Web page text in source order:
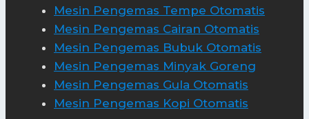
Mesin Pengemas Tempe Otomatis
Mesin Pengemas Cairan Otomatis
Mesin Pengemas Bubuk Otomatis
Mesin Pengemas Minyak Goreng
Mesin Pengemas Gula Otomatis
Mesin Pengemas Kopi Otomatis